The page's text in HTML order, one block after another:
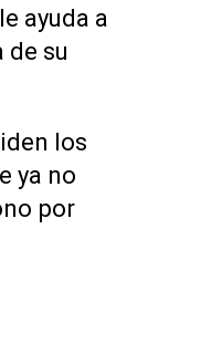
ayuda a
de su
los
ya no
por